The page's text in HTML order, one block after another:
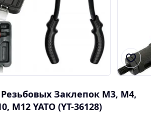
Заклепок M3, M4,
М12 YATO (YT-36128)